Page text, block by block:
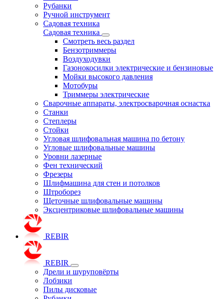
Рубанки
Ручной инструмент
Садовая техника
Садовая техника
Смотреть весь раздел
Бензотриммеры
Воздуходувки
Газонокосилки электрические и бензиновые
Мойки высокого давления
Мотобуры
Триммеры электрические
Сварочные аппараты, электросварочная оснастка
Станки
Степлеры
Стойки
Угловая шлифовальная машина по бетону
Угловые шлифовальные машины
Уровни лазерные
Фен технический
Фрезеры
Шлифмашина для стен и потолков
Штроборез
Щеточные шлифовальные машины
Эксцентриковые шлифовальные машины
REBIR
REBIR
Дрели и шуруповёрты
Лобзики
Пилы дисковые